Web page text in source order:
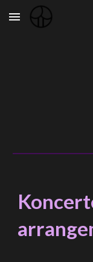
Skip to main content